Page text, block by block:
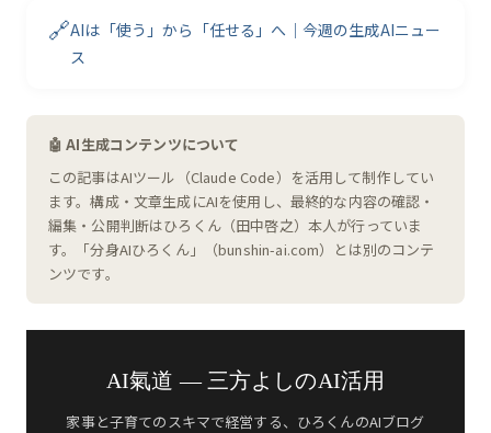
🔗AIは「使う」から「任せる」へ｜今週の生成AIニュー
ス
🤖 AI生成コンテンツについて
この記事はAIツール（Claude Code）を活用して制作してい
ます。構成・文章生成にAIを使用し、最終的な内容の確認・
編集・公開判断はひろくん（田中啓之）本人が行っていま
す。「分身AIひろくん」（bunshin-ai.com）とは別のコンテ
ンツです。
AI氣道 — 三方よしのAI活用
家事と子育てのスキマで経営する、ひろくんのAIブログ